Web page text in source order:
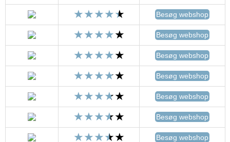
Besøg webshop
Besøg webshop
Besøg webshop
Besøg webshop
Besøg webshop
Besøg webshop
Besøg webshop